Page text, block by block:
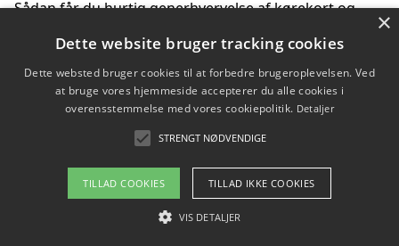
Sådan får du hurtig generhvervelse af kørekort og
Sådan lærer du miljørigtig kørsel hos en køreskole i
Gentofte
Copyright 2026 - Pilanto Aps
Om / kontakt
×
Dette website bruger tracking cookies
Dette websted bruger cookies til at forbedre brugeroplevelsen. Ved
at bruge vores hjemmeside accepterer du alle cookies i
overensstemmelse med vores cookiepolitik. Detaljer
STRENGT NØDVENDIGE
TILLAD COOKIES TILLAD IKKE COOKIES
VIS DETALJER